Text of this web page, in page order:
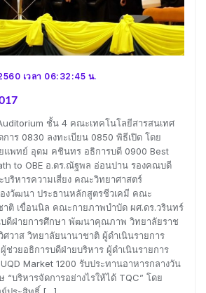
เวลา 06:32:45 น.
ชั้น 4 คณะเทคโนโลยีสารสนเทศ
าร 0830 ลงทะเบียน 0850 พิธีเปิด โดย
แพทย์ อุดม คชินทร อธิการบดี 0900 Best
to OBE อ.ดร.ณัฐพล อ่อนปาน รองคณบดี
ริหารความเสี่ยง คณะวิทยาศาสตร์
งวัฒนา ประธานหลักสูตรชีวเคมี คณะ
าติ เขื่อนนิล คณะกายภาพบำบัด ผศ.ดร.วรินทร์
ดีฝ่ายการศึกษา พัฒนาคุณภาพ วิทยาลัยราช
ศวาส วิทยาลัยนานาชาติ ผู้ดำเนินรายการ
ช่วยอธิการบดีฝ่ายบริหาร ผู้ดำเนินรายการ
Market 1200 รับประทานอาหารกลางวัน
“บริหารจัดการอย่างไรให้ได้ TQC” โดย